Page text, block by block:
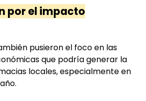
por el impacto
pusieron el foco en las
que podría generar la
locales, especialmente en